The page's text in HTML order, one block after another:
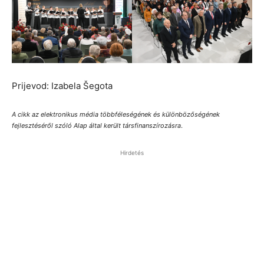
Prijevod: Izabela Šegota
A cikk az elektronikus média többféleségének és különbözőségének
fejlesztéséről szóló Alap által került társfinanszírozásra.
Hirdetés